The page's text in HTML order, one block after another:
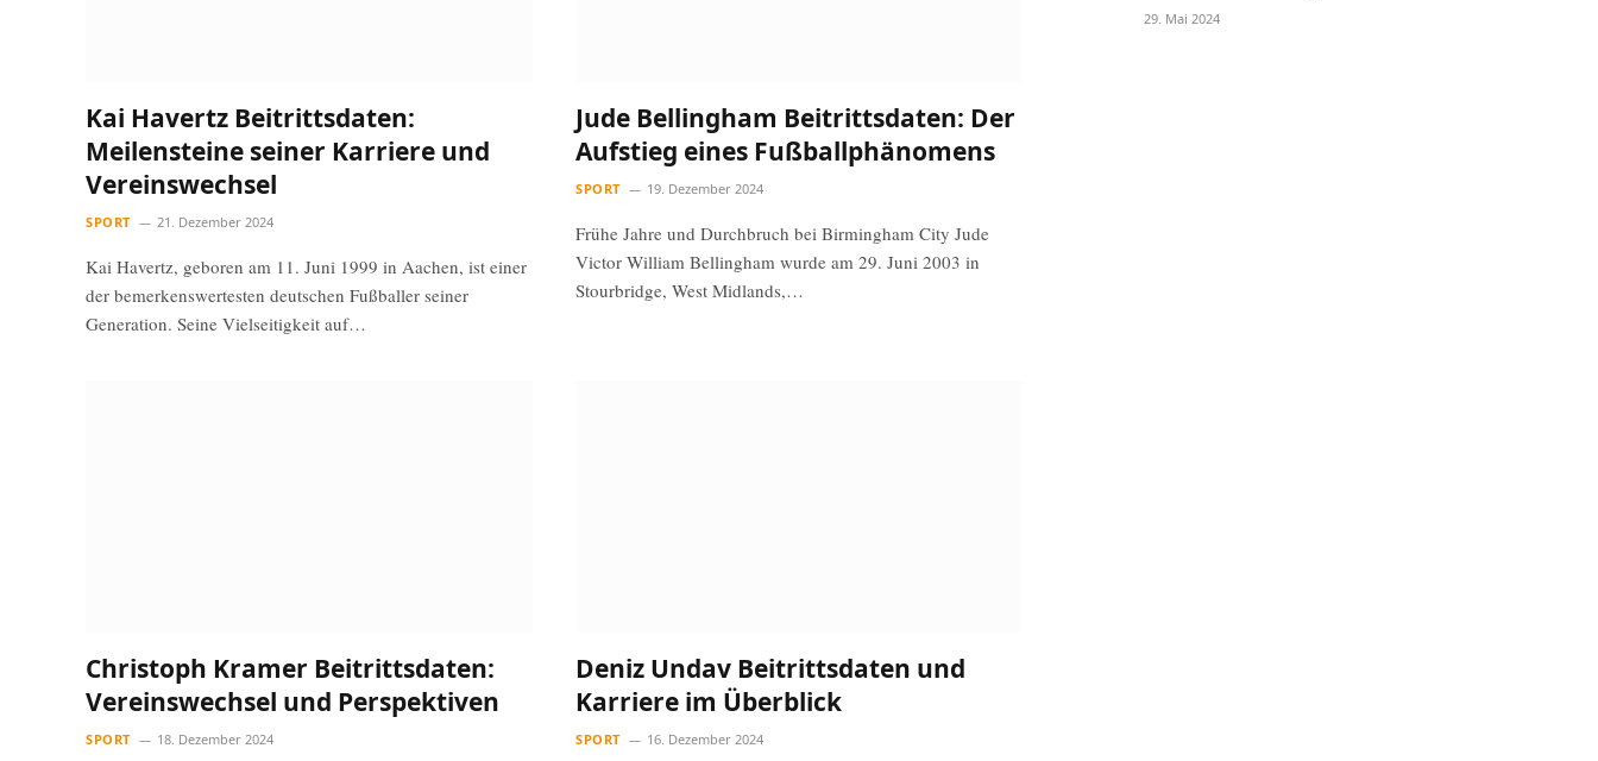
Kai Havertz Beitrittsdaten:
Meilensteine seiner Karriere und
Vereinswechsel
SPORT 21. Dezember 2024
Kai Havertz, geboren am 11. Juni 1999 in Aachen, ist einer
der bemerkenswertesten deutschen Fußballer seiner
Generation. Seine Vielseitigkeit auf…
Jude Bellingham Beitrittsdaten: Der
Aufstieg eines Fußballphänomens
SPORT 19. Dezember 2024
Frühe Jahre und Durchbruch bei Birmingham City Jude
Victor William Bellingham wurde am 29. Juni 2003 in
Stourbridge, West Midlands,…
Christoph Kramer Beitrittsdaten:
Vereinswechsel und Perspektiven
SPORT 18. Dezember 2024
Deniz Undav Beitrittsdaten und
Karriere im Überblick
SPORT 16. Dezember 2024
29. Mai 2024